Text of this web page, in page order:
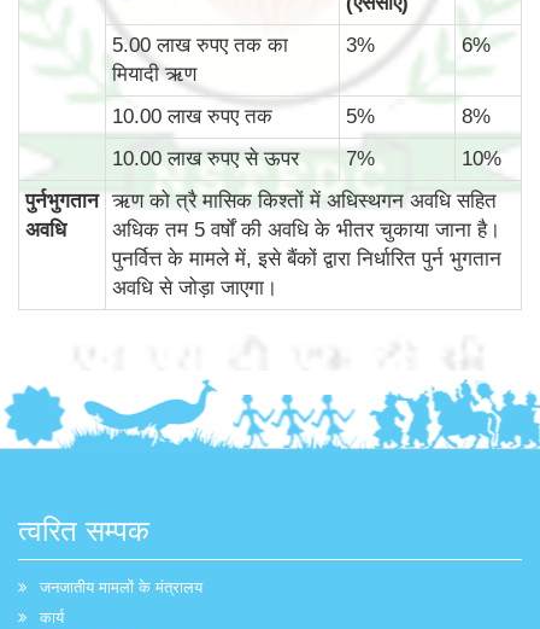
5.00 लाख रुपए तक का
मियादी ऋण
3% 6%
10.00 लाख रुपए तक 5%
8%
10.00 लाख रुपए से ऊपर
7%
10%
पुर्नभुगतान
अवधि
ऋण को त्रै मासिक किश्तों में अधिस्थगन अवधि सहित
अधिक तम 5 वर्षों की अवधि के भीतर चुकाया जाना है।
पुनर्वित्त के मामले में, इसे बैंकों द्वारा निर्धारित पुर्न भुगतान
अवधि से जोड़ा जाएगा।
त्वरित सम्पक
जनजातीय मामलों के मंत्रालय
कार्य